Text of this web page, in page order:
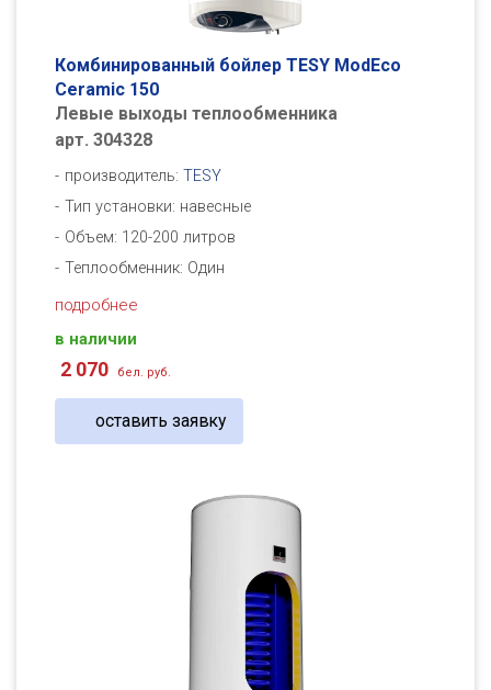
Комбинированный бойлер TESY ModEco
Ceramic 150
Левые выходы теплообменника
арт. 304328
производитель: TESY
Тип установки: навесные
Объем: 120-200 литров
Теплообменник: Один
подробнее
в наличии
2 070 бел. руб.
оставить заявку